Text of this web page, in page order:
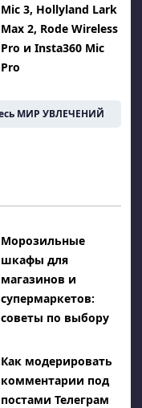
Mic 3, Hollyland Lark
Max 2, Rode Wireless
Pro и Insta360 Mic
Pro
МИР УВЛЕЧЕНИЙ
Морозильные
шкафы для
магазинов и
супермаркетов:
советы по выбору
Как модерировать
комментарии под
постами Телеграм